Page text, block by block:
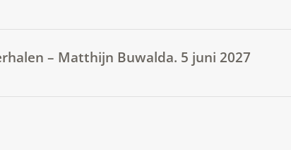
– Matthijn Buwalda. 5 juni 2027